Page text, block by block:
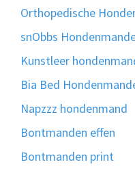
Orthopedische
snObbs
Kunstleer
Bia Bed
Napzzz hondenmand
Bontmanden effen
Bontmanden print